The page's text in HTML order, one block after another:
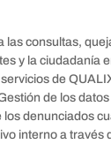
las consultas,
y la ciudadanía
de
de los
denunciados
interno a través